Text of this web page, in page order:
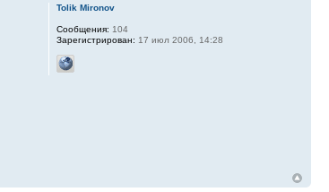
Tolik Mironov
Сообщения: 104
Зарегистрирован: 17 июл 2006, 14:28